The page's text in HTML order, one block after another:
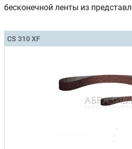
бесконечной ленты из
CS 310 XF